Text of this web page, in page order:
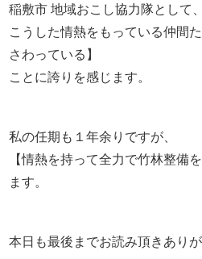
稲敷市 地域おこし協力隊として、
こうした情熱をもっている仲間
さわっている】
ことに誇りを感じます。
私の任期も１年余りですが、
【情熱を持って全力で竹林整備
ます。
本日も最後までお読み頂きあり